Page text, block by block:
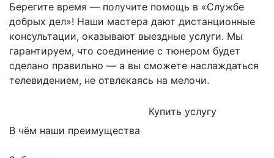
Берегите время — получите помощь в «Службе
добрых дел»! Наши мастера дают дистанционные
консультации, оказывают выездные услуги. Мы
гарантируем, что соединение с тюнером будет
сделано правильно — а вы сможете наслаждаться
телевидением, не отвлекаясь на мелочи.
Купить услугу
В чём наши преимущества